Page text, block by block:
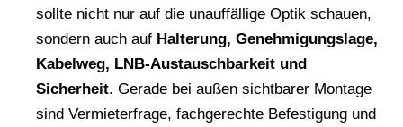
sollte nicht nur auf die unauffällige Optik schauen,
sondern auch auf Halterung, Genehmigungslage,
Kabelweg, LNB-Austauschbarkeit und
Sicherheit. Gerade bei außen sichtbarer Montage
sind Vermieterfrage, fachgerechte Befestigung und